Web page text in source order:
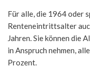
Für alle, die 1964 oder
Renteneintrittsalter
Jahren. Sie können die
in Anspruch nehmen,
Prozent.